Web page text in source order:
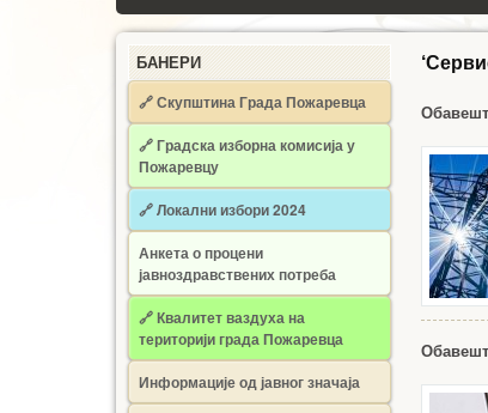
БАНЕРИ
🔗 Скупштина Града Пожаревца
🔗Градска изборна комисија у
Пожаревцу
🔗 Локални избори 2024
Анкета о процени
јавноздравствених потреба
🔗 Квалитет ваздуха на
територији града Пожаревца
Информације од јавног значаја